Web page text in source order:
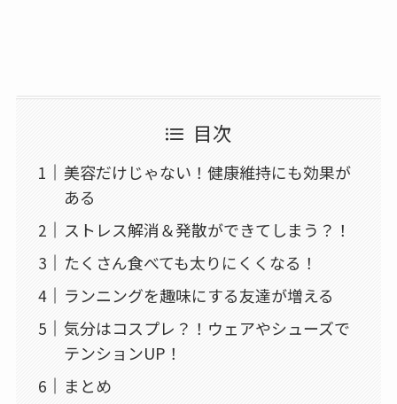
目次
美容だけじゃない！健康維持にも効果が
ある
ストレス解消＆発散ができてしまう？！
たくさん食べても太りにくくなる！
ランニングを趣味にする友達が増える
気分はコスプレ？！ウェアやシューズで
テンションUP！
まとめ